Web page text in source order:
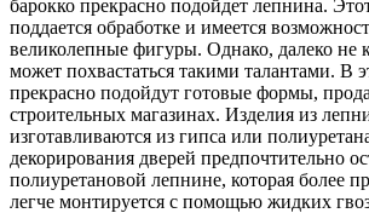
барокко прекрасно подойдет лепнина.
поддается обработке и имеется
великолепные фигуры. Однако, далеко не
может похвастаться такими талантами. В
прекрасно подойдут готовые формы,
строительных магазинах. Изделия из
изготавливаются из гипса или
декорирования дверей предпочтительно
полиуретановой лепнине, которая более
легче монтируется с помощью жидких